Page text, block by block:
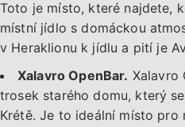
Toto je místo, které najdete,
místní jídlo s domáckou
v Heraklionu k jídlu a pití je
Xalavro OpenBar. Xalavro
trosek starého domu, který
Krétě. Je to ideální místo pro